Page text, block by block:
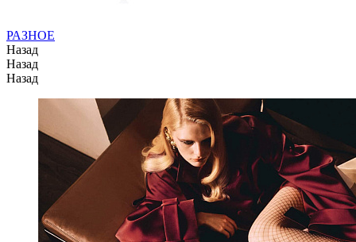
РАЗНОЕ
Назад
Назад
Назад